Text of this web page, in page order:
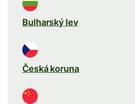
Bulharský lev
Česká koruna